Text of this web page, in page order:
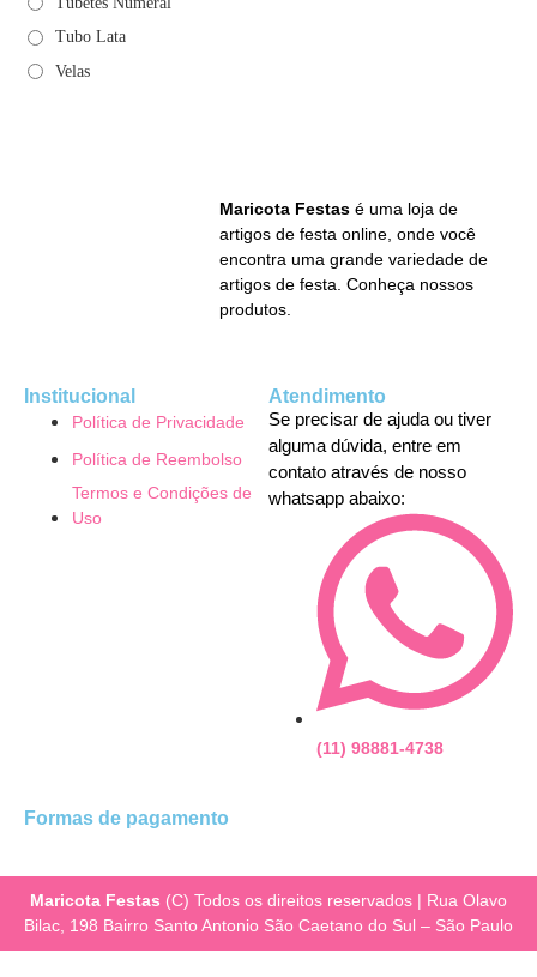
Tubo Lata
Velas
Maricota Festas é uma loja de
artigos de festa online, onde você
encontra uma grande variedade de
artigos de festa. Conheça nossos
produtos.
Institucional
Política de Privacidade
Política de Reembolso
Termos e Condições de
Uso
Atendimento
Se precisar de ajuda ou tiver
alguma dúvida, entre em
contato através de nosso
whatsapp abaixo:
(11) 98881-4738
Formas de pagamento
Maricota Festas (C) Todos os direitos reservados | Rua Olavo
Bilac, 198 Bairro Santo Antonio São Caetano do Sul – São Paulo